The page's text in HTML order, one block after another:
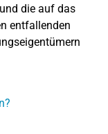
die auf das
entfallenden